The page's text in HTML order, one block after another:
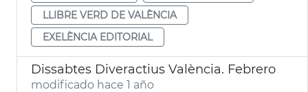
LLIBRE VERD DE VALÈNCIA
EXELÈNCIA EDITORIAL
Dissabtes Diveractius València. Febrero
modificado hace 1 año